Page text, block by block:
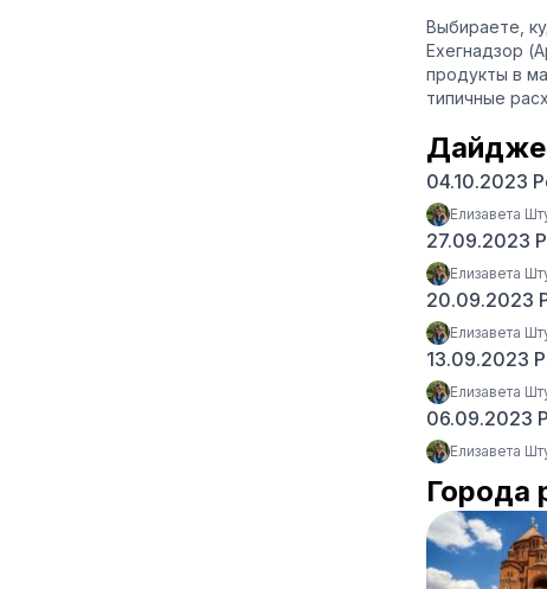
Выбираете,
Ехегнадзор
продукты в
типичные
04.10.2023
Елизавета
27.09.2023
Елизавета
20.09.2023
Елизавета
13.09.2023
Елизавета
06.09.2023
Елизавета
Города